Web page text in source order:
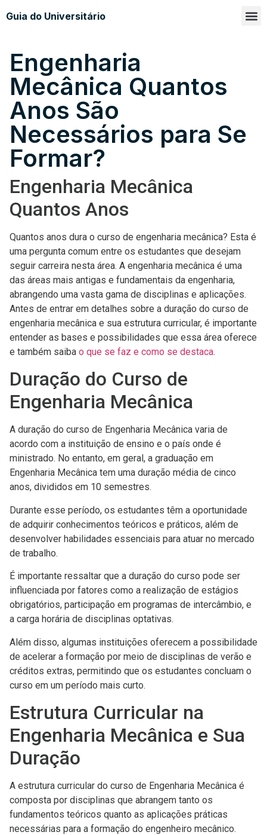
Guia do Universitário
Engenharia
Mecânica Quantos
Anos São
Necessários para Se
Formar?
Engenharia Mecânica
Quantos Anos
Quantos anos dura o curso de engenharia mecânica? Esta é
uma pergunta comum entre os estudantes que desejam
seguir carreira nesta área. A engenharia mecânica é uma
das áreas mais antigas e fundamentais da engenharia,
abrangendo uma vasta gama de disciplinas e aplicações.
Antes de entrar em detalhes sobre a duração do curso de
engenharia mecânica e sua estrutura curricular, é importante
entender as bases e possibilidades que essa área oferece
e também saiba o que se faz e como se destaca.
Duração do Curso de
Engenharia Mecânica
A duração do curso de Engenharia Mecânica varia de
acordo com a instituição de ensino e o país onde é
ministrado. No entanto, em geral, a graduação em
Engenharia Mecânica tem uma duração média de cinco
anos, divididos em 10 semestres.
Durante esse período, os estudantes têm a oportunidade
de adquirir conhecimentos teóricos e práticos, além de
desenvolver habilidades essenciais para atuar no mercado
de trabalho.
É importante ressaltar que a duração do curso pode ser
influenciada por fatores como a realização de estágios
obrigatórios, participação em programas de intercâmbio, e
a carga horária de disciplinas optativas.
Além disso, algumas instituições oferecem a possibilidade
de acelerar a formação por meio de disciplinas de verão e
créditos extras, permitindo que os estudantes concluam o
curso em um período mais curto.
Estrutura Curricular na
Engenharia Mecânica e Sua
Duração
A estrutura curricular do curso de Engenharia Mecânica é
composta por disciplinas que abrangem tanto os
fundamentos teóricos quanto as aplicações práticas
necessárias para a formação do engenheiro mecânico.